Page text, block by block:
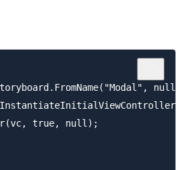
true, null);